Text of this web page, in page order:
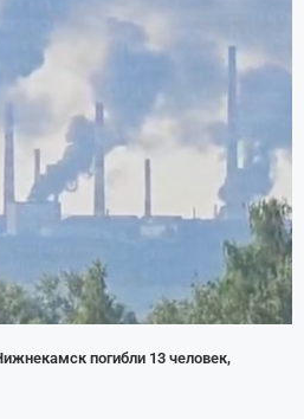
погибли 13 человек,